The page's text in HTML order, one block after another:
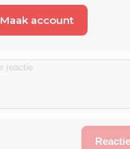
Maak account